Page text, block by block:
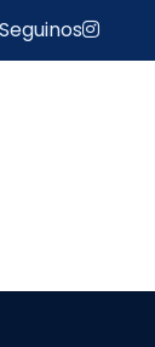
Seguinos